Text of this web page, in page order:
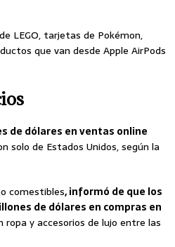
LEGO, tarjetas de Pokémon,
que van desde Apple AirPods
de dólares en ventas online
solo de Estados Unidos, según la
comestibles, informó de que los
de dólares en compras en
ropa y accesorios de lujo entre las